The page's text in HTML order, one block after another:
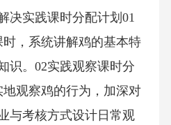
决实践课时分配计划01
，系统讲解鸡的基本特
识。02实践观察课时分
观察鸡的行为，加深对
与考核方式设计日常观